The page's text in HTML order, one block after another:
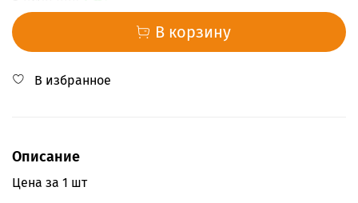
В корзину
В избранное
Описание
Цена за 1 шт